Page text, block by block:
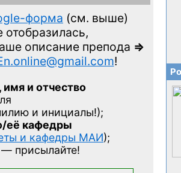
форма (см. выше)
отобразилась,
описание препода =>
!
и отчество
и инициалы!);
её кафедры
и кафедры МАИ);
— присылайте!